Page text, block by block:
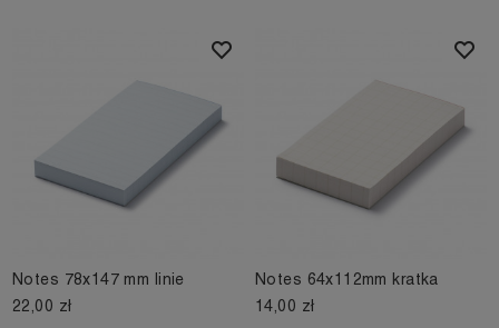
Notes 78x147 mm linie
22,00 zł
Notes 64x112mm kratka
14,00 zł